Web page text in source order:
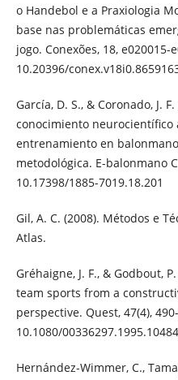
o Handebol e a Praxiologia
base nas problemáticas
jogo. Conexões, 18, e020015-
10.20396/
García, D. S., & Coronado, J.
conocimiento neurocientífico
entrenamiento en
metodológica. E-balonmano
10.17398/1885-7019.18.201
Gil, A. C. (2008). Métodos e
Atlas.
Gréhaigne, J. F., & Godbout,
team sports from a
perspective. Quest, 47(4),
10.1080/
Hernández-Wimmer, C.,